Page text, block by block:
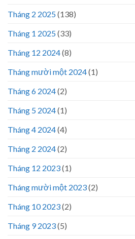
Tháng 2 2025(138)
Tháng 1 2025(33)
Tháng 12 2024(8)
Tháng mười một 2024(1)
Tháng 6 2024(2)
Tháng 5 2024(1)
Tháng 4 2024(4)
Tháng 2 2024(2)
Tháng 12 2023(1)
Tháng mười một 2023(2)
Tháng 10 2023(2)
Tháng 9 2023(5)